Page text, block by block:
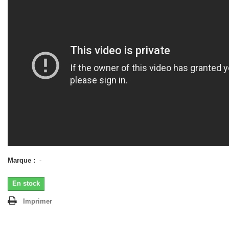
Marque : -
En stock
Imprimer